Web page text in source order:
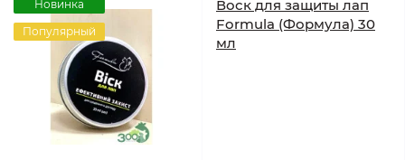
Новинка
Популярный
Воск для защиты лап
Formula (Формула) 30
мл